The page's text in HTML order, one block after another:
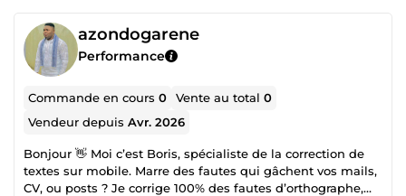
azondogarene
Performance
Commande en cours0 Vente au total0
Vendeur depuisAvr. 2026
Bonjour 👋 Moi c’est Boris, spécialiste de la correction de
textes sur mobile. Marre des fautes qui gâchent vos mails,
CV, ou posts ? Je corrige 100% des fautes d’orthographe,